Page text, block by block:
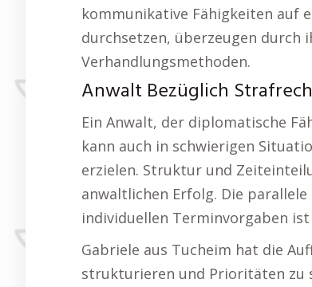
kommunikative Fähigkeiten auf
durchsetzen, überzeugen
Verhandlungsmethoden.
Anwalt Bezüglich
Ein Anwalt, der diplomatische
kann auch in schwierigen
erzielen. Struktur und
anwaltlichen Erfolg. Die
individuellen Terminvorgaben
Gabriele aus Tucheim hat die
strukturieren und Prioritäten zu